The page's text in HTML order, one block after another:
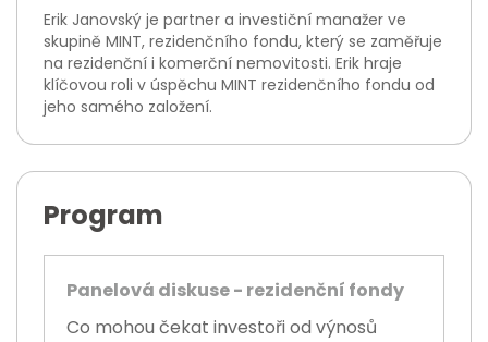
Erik Janovský je partner a investiční manažer ve
skupině MINT, rezidenčního fondu, který se zaměřuje
na rezidenční i komerční nemovitosti. Erik hraje
klíčovou roli v úspěchu MINT rezidenčního fondu od
jeho samého založení.
Program
Panelová diskuse - rezidenční fondy
Co mohou čekat investoři od výnosů